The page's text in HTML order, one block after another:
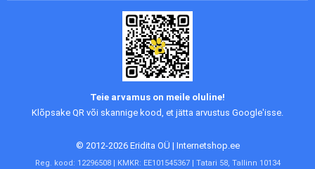
Teie arvamus on meile oluline!
Klõpsake QR või skannige kood, et jätta arvustus Google'isse.
© 2012-2026 Eridita OÜ | Internetshop.ee
Reg. kood: 12296508 | KMKR: EE101545367 | Tatari 58, Tallinn 10134